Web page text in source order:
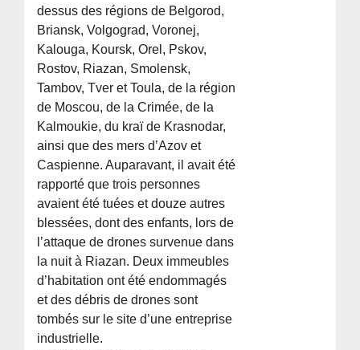
dessus des régions de Belgorod,
Briansk, Volgograd, Voronej,
Kalouga, Koursk, Orel, Pskov,
Rostov, Riazan, Smolensk,
Tambov, Tver et Toula, de la région
de Moscou, de la Crimée, de la
Kalmoukie, du kraï de Krasnodar,
ainsi que des mers d’Azov et
Caspienne. Auparavant, il avait été
rapporté que trois personnes
avaient été tuées et douze autres
blessées, dont des enfants, lors de
l’attaque de drones survenue dans
la nuit à Riazan. Deux immeubles
d’habitation ont été endommagés
et des débris de drones sont
tombés sur le site d’une entreprise
industrielle.